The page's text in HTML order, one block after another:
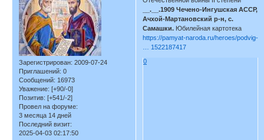
Зарегистрирован: 2009-07-24
Приглашений: 0
Сообщений: 16973
Уважение: [+90/-0]
Позитив: [+541/-2]
Провел на форуме:
3 месяца 14 дней
Последний визит:
2025-04-03 02:17:50
__.__.1909 Чечено-Ингушская АССР,
Ачхой-Мартановский р-н, с.
Самашки. Юбилейная картотека
https://pamyat-naroda.ru/heroes/podvig-
… 1522187417
0